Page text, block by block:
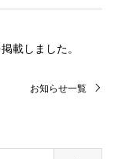
載しました。
お知らせ一覧